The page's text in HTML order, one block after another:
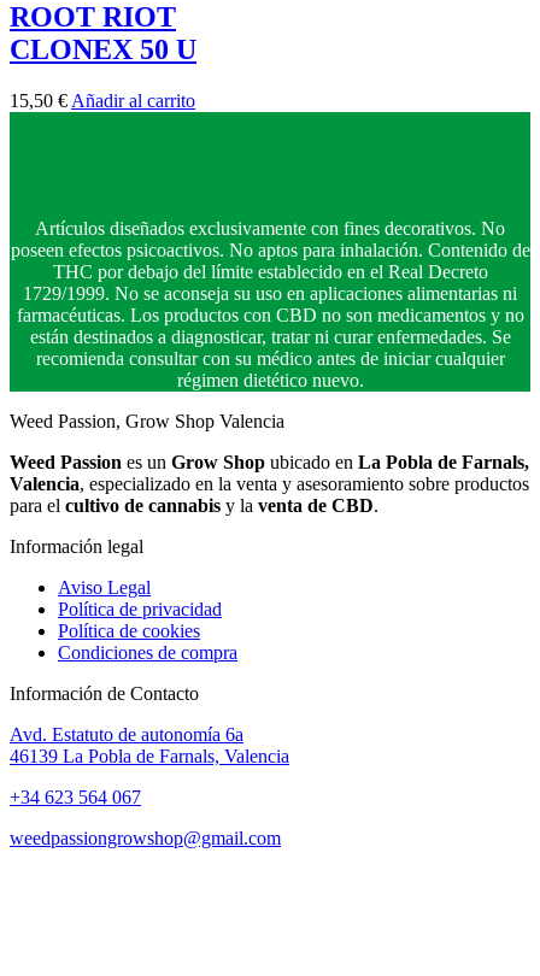
ROOT RIOT
CLONEX 50 U
15,50 € Añadir al carrito
Artículos diseñados exclusivamente con fines decorativos. No
poseen efectos psicoactivos. No aptos para inhalación. Contenido de
THC por debajo del límite establecido en el Real Decreto
1729/1999. No se aconseja su uso en aplicaciones alimentarias ni
farmacéuticas. Los productos con CBD no son medicamentos y no
están destinados a diagnosticar, tratar ni curar enfermedades. Se
recomienda consultar con su médico antes de iniciar cualquier
régimen dietético nuevo.
Weed Passion, Grow Shop Valencia
Weed Passion es un Grow Shop ubicado en La Pobla de Farnals,
Valencia, especializado en la venta y asesoramiento sobre productos
para el cultivo de cannabis y la venta de CBD.
Información legal
Aviso Legal
Política de privacidad
Política de cookies
Condiciones de compra
Información de Contacto
Avd. Estatuto de autonomía 6a
46139 La Pobla de Farnals, Valencia
+34 623 564 067
weedpassiongrowshop@gmail.com